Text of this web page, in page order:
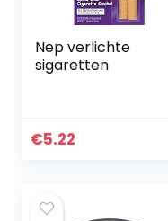
Nep verlichte
sigaretten
€5.22